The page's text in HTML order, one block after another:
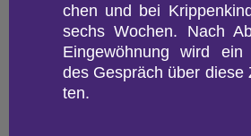
chen und bei
sechs Wo­chen. Nach
Ein­ge­wöh­nung wird
des Ge­spräch über
ten.